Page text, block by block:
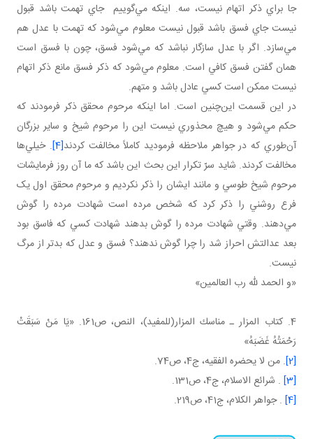
جا براي ذکر اتهام نيست، سه. اينکه مي‌گوييم جاي تهمت باشد قبول
نيست جاي فسق باشد قبول نيست معلوم مي‌شود که تهمت با عدل هم
مي‌سازد. اگر با عدل سازگار نباشد که مي‌شود فسق، چون با فسق است
همان گفتن فسق کافي است. معلوم مي‌شود که ذکر فسق مانع ذکر اتهام
نيست ممکن است کسي عادل باشد و متهم.
در اين قسمت اين‌چنين است. اما اينکه مرحوم محقق ذکر فرمودند که
حکم مي‌شود و هيچ محذوري نيست اين را مرحوم شيخ و ساير بزرگان
آن‌طوري که در جواهر ملاحظه فرموديد کاملاً مخالفت کردند[4] . خيلي‌ها
مخالفت کردند. شايد سرّ تکرار اين بحث اين باشد که ما آن روز فرمايشات
مرحوم شيخ طوسي و مانند ايشان را ذکر نکرديم و مرحوم محقق اول يک
فرع روشني را ذکر کرد که شخص مرده است شهادت مرده را گوش
مي‌دهند. وقتي شهادت مرده را گوش بدهند شهادت کسي که فاسق بود
بعد عدالتش احراز شد را چرا گوش ندهند؟ فسق و عدل که بدتر از مرگ
نيست.
«و الحمد لله رب العالمين»
4. كتاب المزار ـ مناسك المزار(للمفيد)، النص، ص161. «يَا مَنْ‏ سَبَقَتْ‏
رَحْمَتُهُ‏ غَضَبَهُ»
[2] . من لا يحضره الفقيه، ج4، ص74.
[3]
. شرائع الاسلام، ج4، ص131.
[4]
. جواهر الکلام، ج41، ص219.